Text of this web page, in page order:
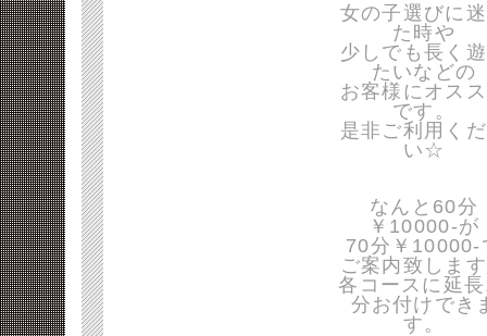
女の子選びに
た時や
少しでも長く
たいなどの
お客様にオス
です。
是非ご利用く
い☆
なんと60分
￥10000-が
70分￥10000-
ご案内致しま
各コースに延
分お付けでき
す。